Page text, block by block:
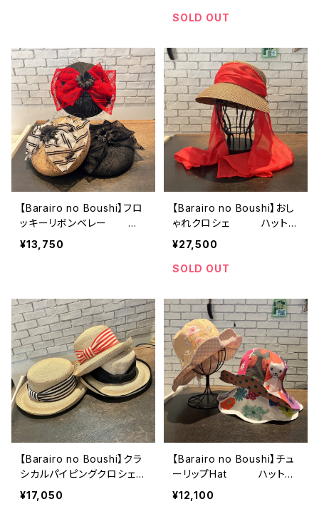
SOLD OUT
【Barairo no Boushi】フロ
ッキーリボンベレー
¥13,750
【Barairo no Boushi】おし
ゃれクロシェ ハット
R008459
¥27,500
SOLD OUT
【Barairo no Boushi】クラ
シカルパイピングクロシェ
¥17,050
【Barairo no Boushi】チュ
ーリップHat ハット
R008433
¥12,100